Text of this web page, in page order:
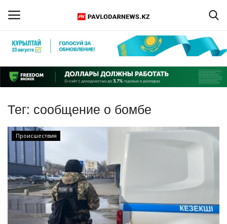
Регистрация
Главная
Обратная связь
ПАВЛОДАРСКАЯ ОБЛАСТЬ
КАЗАХСТАН
МИР
СПЕЦПРОЕКТЫ
Тег: сообщение о бомбе
Происшествия